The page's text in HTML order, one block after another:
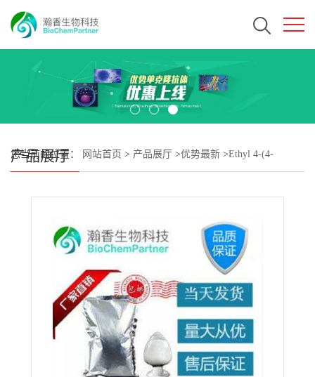
产品展厅
您当前的位置： 网站首页 > 产品展厅 >优势最新 >Ethyl 4-(4-